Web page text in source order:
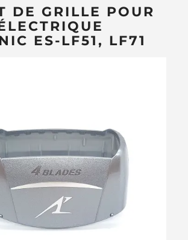
DE GRILLE POUR
ES-LF51, LF71